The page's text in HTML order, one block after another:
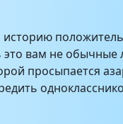
вам не обычные
просыпается